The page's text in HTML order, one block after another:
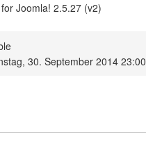
Joomla! 2.5.27 (v2)
30. September 2014 23:00